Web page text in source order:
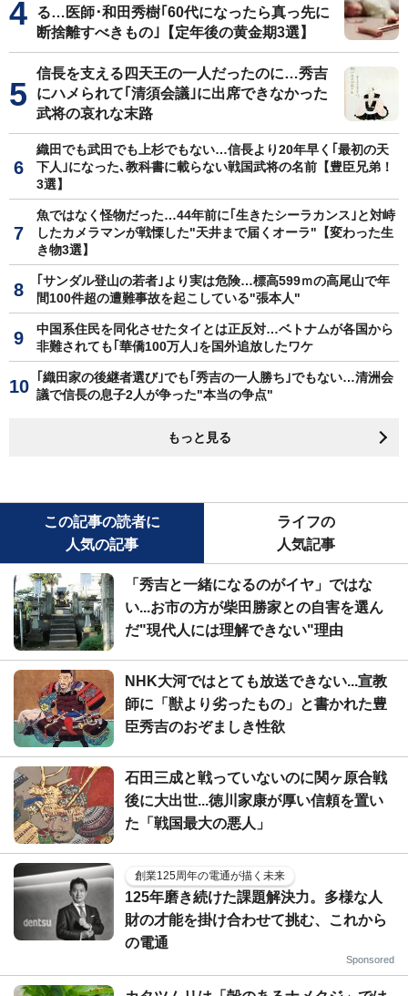
る…医師･和田秀樹｢60代になったら真っ先に
断捨離すべきもの｣【定年後の黄金期3選】
信長を支える四天王の一人だったのに…秀吉
にハメられて｢清須会議｣に出席できなかった
武将の哀れな末路
織田でも武田でも上杉でもない…信長より20年早く｢最初の天
下人｣になった､教科書に載らない戦国武将の名前【豊臣兄弟！
3選】
魚ではなく怪物だった…44年前に｢生きたシーラカンス｣と対峙
したカメラマンが戦慄した"天井まで届くオーラ"【変わった生
き物3選】
｢サンダル登山の若者｣より実は危険…標高599ｍの高尾山で年
間100件超の遭難事故を起こしている"張本人"
中国系住民を同化させたタイとは正反対…ベトナムが各国から
非難されても｢華僑100万人｣を国外追放したワケ
｢織田家の後継者選び｣でも｢秀吉の一人勝ち｣でもない…清洲会
議で信長の息子2人が争った"本当の争点"
もっと見る
この記事の読者に
人気の記事
ライフの
人気記事
「秀吉と一緒になるのがイヤ」ではな
い...お市の方が柴田勝家との自害を選ん
だ"現代人には理解できない"理由
NHK大河ではとても放送できない...宣教
師に「獣より劣ったもの」と書かれた豊
臣秀吉のおぞましき性欲
石田三成と戦っていないのに関ヶ原合戦
後に大出世...徳川家康が厚い信頼を置い
た「戦国最大の悪人」
創業125周年の電通が描く未来
125年磨き続けた課題解決力。多様な人
財の才能を掛け合わせて挑む、これから
の電通
Sponsored